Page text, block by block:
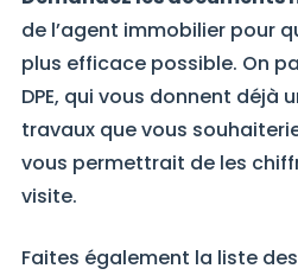
de l’agent immobilier pour
plus efficace possible. On
DPE, qui vous donnent déjà
travaux que vous
vous permettrait de les
visite.
Faites également la liste